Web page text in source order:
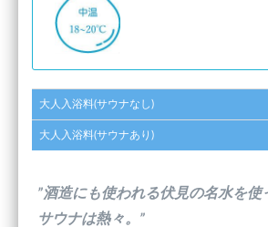
大人入浴料(サウナなし)
大人入浴料(サウナあり)
”酒造にも使われる伏見の名水を使
サウナは熱々。”